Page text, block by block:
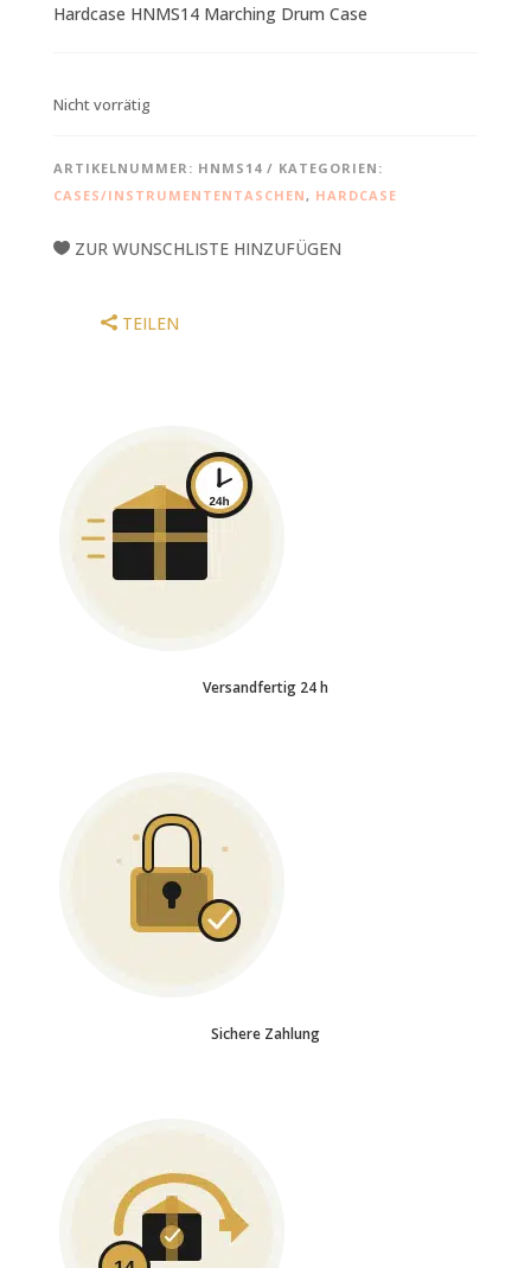
Hardcase HNMS14 Marching Drum Case
Nicht vorrätig
ARTIKELNUMMER: HNMS14
KATEGORIEN:
CASES/INSTRUMENTENTASCHEN , HARDCASE
ZUR WUNSCHLISTE HINZUFÜGEN
TEILEN
Versandfertig 24 h
Sichere Zahlung